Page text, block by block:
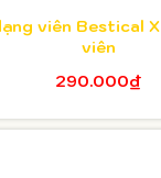
viên Bestical
viên
290.000₫